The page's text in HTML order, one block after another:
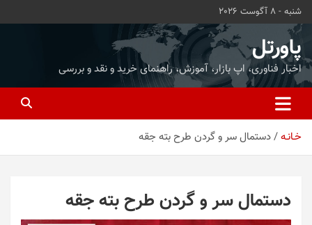
محتوا
بروید
شنبه - 8 آگوست 2026
پاورتل
اخبار فناوری، اپ بازار، آموزش، راهنمای خرید و نقد و بررسی
خـانـه دستمال سر و گردن طرح بته جقه
دستمال سر و گردن طرح بته جقه